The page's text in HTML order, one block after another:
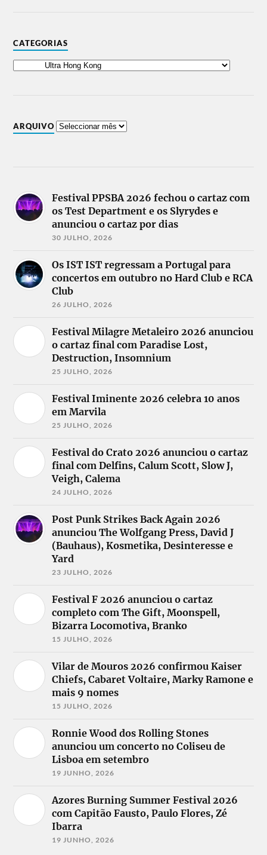
CATEGORIAS
ARQUIVO
Festival PPSBA 2026 fechou o cartaz com
os Test Department e os Slyrydes e
anunciou o cartaz por dias
30 JULHO, 2026
Os IST IST regressam a Portugal para
concertos em outubro no Hard Club e RCA
Club
26 JULHO, 2026
Festival Milagre Metaleiro 2026 anunciou
o cartaz final com Paradise Lost,
Destruction, Insomnium
25 JULHO, 2026
Festival Iminente 2026 celebra 10 anos
em Marvila
25 JULHO, 2026
Festival do Crato 2026 anunciou o cartaz
final com Delfins, Calum Scott, Slow J,
Veigh, Calema
24 JULHO, 2026
Post Punk Strikes Back Again 2026
anunciou The Wolfgang Press, David J
(Bauhaus), Kosmetika, Desinteresse e
Yard
23 JULHO, 2026
Festival F 2026 anunciou o cartaz
completo com The Gift, Moonspell,
Bizarra Locomotiva, Branko
15 JULHO, 2026
Vilar de Mouros 2026 confirmou Kaiser
Chiefs, Cabaret Voltaire, Marky Ramone e
mais 9 nomes
15 JULHO, 2026
Ronnie Wood dos Rolling Stones
anunciou um concerto no Coliseu de
Lisboa em setembro
19 JUNHO, 2026
Azores Burning Summer Festival 2026
com Capitão Fausto, Paulo Flores, Zé
Ibarra
19 JUNHO, 2026